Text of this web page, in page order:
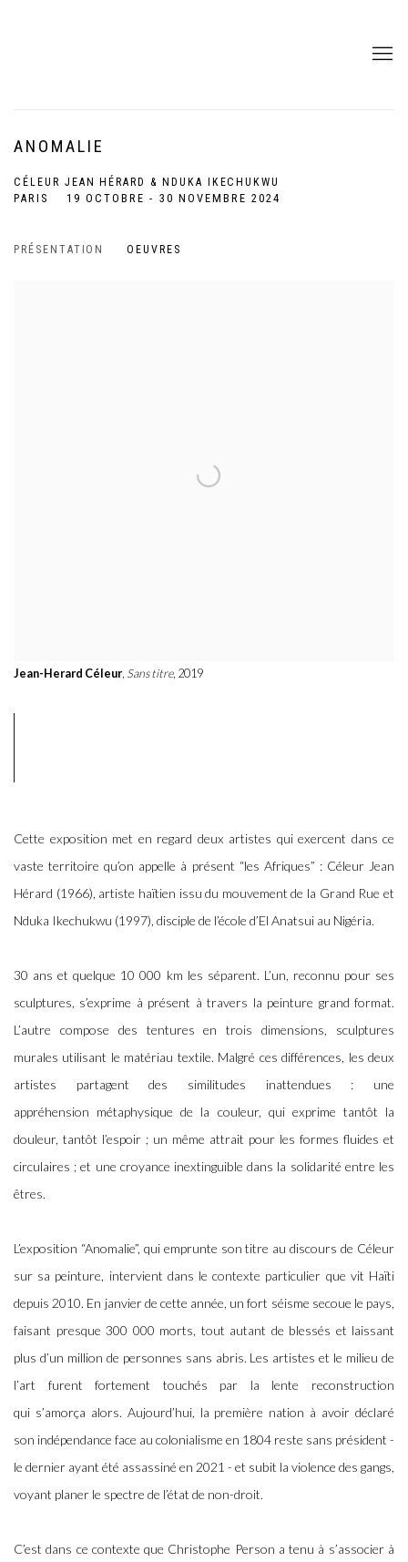
ANOMALIE
CÉLEUR JEAN HÉRARD & NDUKA IKECHUKWU
19 OCTOBRE - 30 NOVEMBRE 2024
PARIS
PRÉSENTATION OEUVRES
Jean-Herard Céleur, Sans titre, 2019
Cette exposition met en regard deux artistes qui exercent dans ce
vaste territoire qu’on appelle à présent “les Afriques” : Céleur Jean
Hérard (1966), artiste haïtien issu du mouvement de la Grand Rue et
Nduka Ikechukwu (1997), disciple de l’école d’El Anatsui au Nigéria.
30 ans et quelque 10 000 km les séparent. L’un, reconnu pour ses
sculptures, s’exprime à présent à travers la peinture grand format.
L’autre compose des tentures en trois dimensions, sculptures
murales utilisant le matériau textile. Malgré ces différences, les deux
artistes partagent des similitudes inattendues : une
appréhension métaphysique de la couleur, qui exprime tantôt la
douleur, tantôt l’espoir ; un même attrait pour les formes fluides et
circulaires ; et une croyance inextinguible dans la solidarité entre les
êtres.
L’exposition “Anomalie”, qui emprunte son titre au discours de Céleur
sur sa peinture, intervient dans le contexte particulier que vit Haïti
depuis 2010. En janvier de cette année, un fort séisme secoue le pays,
faisant presque 300 000 morts, tout autant de blessés et laissant
plus d’un million de personnes sans abris. Les artistes et le milieu de
l’art furent fortement touchés par la lente reconstruction
qui s’amorça alors. Aujourd’hui, la première nation à avoir déclaré
son indépendance face au colonialisme en 1804 reste sans président -
le dernier ayant été assassiné en 2021 - et subit la violence des gangs,
voyant planer le spectre de l’état de non-droit.
C’est dans ce contexte que Christophe Person a tenu à s’associer à